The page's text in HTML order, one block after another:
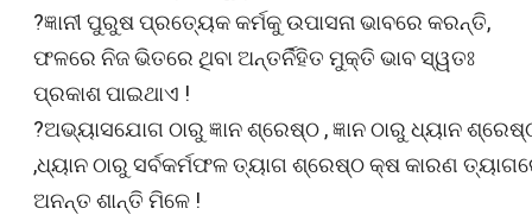
?ଜ୍ଞାନୀ ପୁରୁଷ ପ୍ରତ୍ୟେକ କର୍ମକୁ ଉପାସନା ଭାବରେ କରନ୍ତି,
ଫଳରେ ନିଜ ଭିତରେ ଥିବା ଅନ୍ତର୍ନିହିତ ମୁକ୍ତି ଭାବ ସ୍ୱତଃ
ପ୍ରକାଶ ପାଇଥାଏ !
?ଅଭ୍ୟାସଯୋଗ ଠାରୁ ଜ୍ଞାନ ଶ୍ରେଷ୍ଠ , ଜ୍ଞାନ ଠାରୁ ଧ୍ୟାନ
,ଧ୍ୟାନ ଠାରୁ ସର୍ବକର୍ମଫଳ ତ୍ୟାଗ ଶ୍ରେଷ୍ଠ କ୍ଷ କାରଣ
ଅନନ୍ତ ଶାନ୍ତି ମିଳେ !